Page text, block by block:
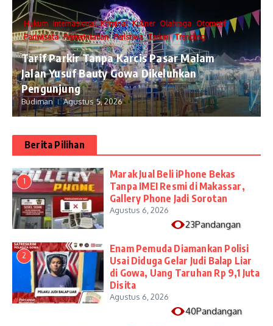
Hukum Internasional Kriminal Kuliner Olahraga Otomotif
Pariwisata Pemerintahan Peristiwa Terkini Trending
Tarif Parkir Tanpa Karcis Pasar Malam
Jalan Yusuf Bauty Gowa Dikeluhkan
Pengunjung
Budiman Agustus 5, 2026
Berita Pilihan
1
​Marak Jual Beli iPhone Bekas
Tanpa IMEI Resmi di Makassar,
Gallery Phone Jadi Sorotan
Agustus 6, 2026
23Pandangan
2
Enam Pemuda Diamankan Polisi
Usai Diduga Gelar Judi Balap Liar
di Gowa, Uang Taruhan Rp 9,1 Juta
Disita
Agustus 6, 2026
40Pandangan